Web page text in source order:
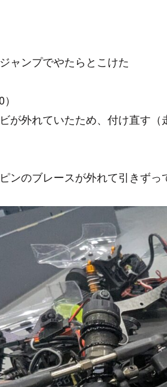
ャンプでやたらとこけた
が外れていたため、付け直す
ンのブレースが外れて引きずっ